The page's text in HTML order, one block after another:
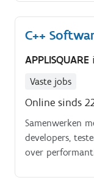
je krijgt de
verdere groei
C++
APPLISQUARE
Vaste jobs
Online sinds
Samenwerken
developers,
over